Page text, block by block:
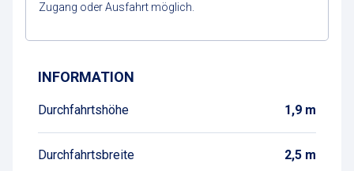
Zugang oder Ausfahrt möglich.
Wegbeschreibung
INFORMATION
Durchfahrtshöhe 1,9 m
Durchfahrtsbreite 2,5 m